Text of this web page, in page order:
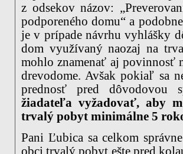
z odsekov názov:
podporeného domu“ a
je v prípade návrhu vyhlášky
dom využívaný naozaj na
mohlo znamenať aj povinnosť
drevodome. Avšak pokiaľ sa
prednosť pred dôvodovou
žiadateľa vyžadovať, aby
trvalý pobyt minimálne 5
Pani Ľubica sa celkom
obci trvalý pobyt ešte pred